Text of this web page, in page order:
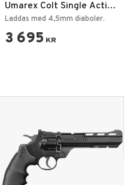
Umarex Colt Single Action
Army 45 Peacemaker
Antique 4,5mm Diabolo
Laddas med 4,5mm diaboler.
3 695 KR